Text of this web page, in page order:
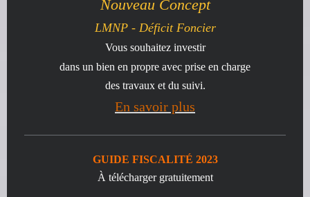
Nouveau Concept
LMNP - Déficit Foncier
Vous souhaitez investir
dans un bien en propre avec prise en charge
des travaux et du suivi.
En savoir plus
GUIDE FISCALITÉ 2023
À télécharger gratuitement